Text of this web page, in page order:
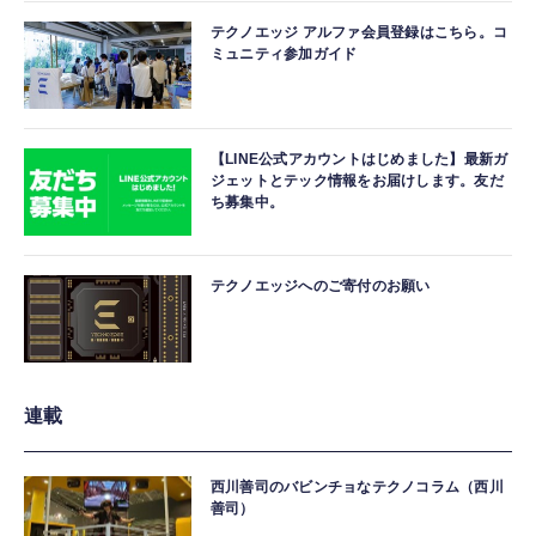
テクノエッジ アルファ会員登録はこちら。コ
ミュニティ参加ガイド
【LINE公式アカウントはじめました】最新ガ
ジェットとテック情報をお届けします。友だ
ち募集中。
テクノエッジへのご寄付のお願い
連載
西川善司のバビンチョなテクノコラム（西川
善司）